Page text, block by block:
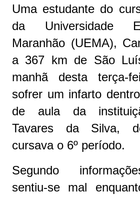
Uma estudante do
da Universidade
Maranhão (UEMA),
a 367 km de São
manhã desta terça-
sofrer um infarto
de aula da
Tavares da Silva,
cursava o 6º período.
Segundo
sentiu-se mal